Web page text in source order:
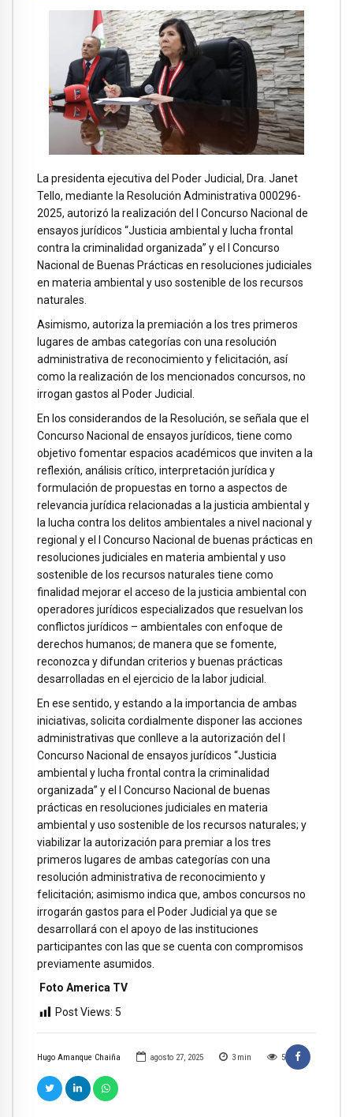
Hugo Amanque Chaiña agosto 27, 2025 3 min 5
La presidenta ejecutiva del Poder Judicial, Dra. Janet
Tello, mediante la Resolución Administrativa 000296-
2025, autorizó la realización del I Concurso Nacional de
ensayos jurídicos “Justicia ambiental y lucha frontal
contra la criminalidad organizada” y el I Concurso
Nacional de Buenas Prácticas en resoluciones judiciales
en materia ambiental y uso sostenible de los recursos
naturales.
Asimismo, autoriza la premiación a los tres primeros
lugares de ambas categorías con una resolución
administrativa de reconocimiento y felicitación, así
como la realización de los mencionados concursos, no
irrogan gastos al Poder Judicial.
En los considerandos de la Resolución, se señala que el
Concurso Nacional de ensayos jurídicos, tiene como
objetivo fomentar espacios académicos que inviten a la
reflexión, análisis crítico, interpretación jurídica y
formulación de propuestas en torno a aspectos de
relevancia jurídica relacionadas a la justicia ambiental y
la lucha contra los delitos ambientales a nivel nacional y
regional y el I Concurso Nacional de buenas prácticas en
resoluciones judiciales en materia ambiental y uso
sostenible de los recursos naturales tiene como
finalidad mejorar el acceso de la justicia ambiental con
operadores jurídicos especializados que resuelvan los
conflictos jurídicos – ambientales con enfoque de
derechos humanos; de manera que se fomente,
reconozca y difundan criterios y buenas prácticas
desarrolladas en el ejercicio de la labor judicial.
En ese sentido, y estando a la importancia de ambas
iniciativas, solicita cordialmente disponer las acciones
administrativas que conlleve a la autorización del I
Concurso Nacional de ensayos jurídicos “Justicia
ambiental y lucha frontal contra la criminalidad
organizada” y el I Concurso Nacional de buenas
prácticas en resoluciones judiciales en materia
ambiental y uso sostenible de los recursos naturales; y
viabilizar la autorización para premiar a los tres
primeros lugares de ambas categorías con una
resolución administrativa de reconocimiento y
felicitación; asimismo indica que, ambos concursos no
irrogarán gastos para el Poder Judicial ya que se
desarrollará con el apoyo de las instituciones
participantes con las que se cuenta con compromisos
previamente asumidos.
Foto America TV
Post Views: 5